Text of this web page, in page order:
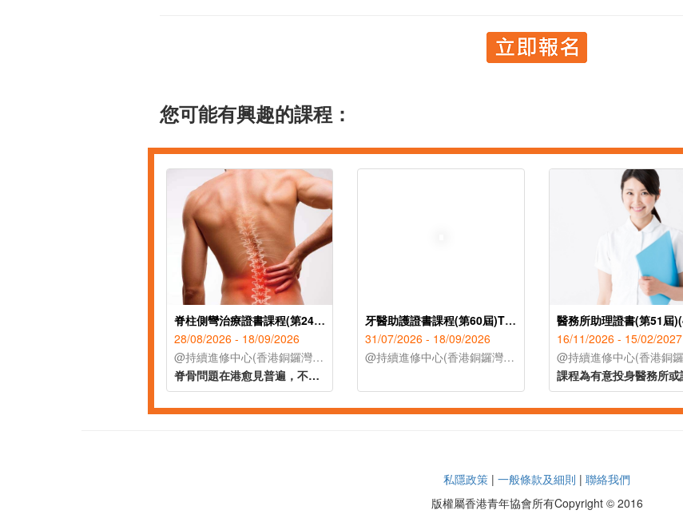
您可能有興趣的課程：
脊柱側彎治療證書課程(第24屆)
28/08/2026 - 18/09/2026
@持續進修中心(香港銅鑼灣禮頓道119號公理堂大樓21-23樓)
脊骨問題在港愈見普遍，不少幼兒及小童於發育期已出現脊柱側彎的症狀。課程讓學員辨識脊柱側彎的不同類型，以著名的脊柱康復專家施羅特(Schroth)的三維矯正理論為藍本，配合物理治療及運動治療等保守性的方式紓緩症狀，助學員於不同範籌支援兒童脊柱健康。
牙醫助護證書課程(第60屆)TQUK證書申請
31/07/2026 - 18/09/2026
@持續進修中心(香港銅鑼灣禮頓道119號公理堂大樓21-23樓)
16/11/2026 - 15/02/2027
私隱政策 | 一般條款及細則 | 聯絡我們
版權屬香港青年協會所有Copyright © 2016